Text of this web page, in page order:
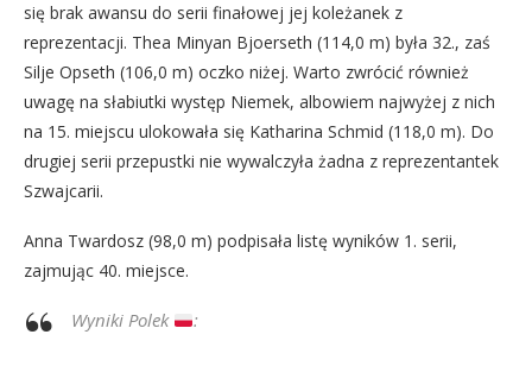
się brak awansu do serii finałowej jej koleżanek z
reprezentacji. Thea Minyan Bjoerseth (114,0 m) była 32., zaś
Silje Opseth (106,0 m) oczko niżej. Warto zwrócić również
uwagę na słabiutki występ Niemek, albowiem najwyżej z nich
na 15. miejscu ulokowała się Katharina Schmid (118,0 m). Do
drugiej serii przepustki nie wywalczyła żadna z reprezentantek
Szwajcarii.
Anna Twardosz (98,0 m) podpisała listę wyników 1. serii,
zajmując 40. miejsce.
Wyniki Polek :